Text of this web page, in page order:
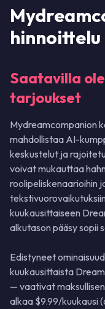
hinnoittelu
Saatavilla
tarjoukset
Mydreamcompanion
mahdollistaa AI-
keskustelut ja
voivat mukauttaa
roolipeliskenaarioihin
kuukausittaiseen
alkutason pääsy sopii
Edistyneet
kuukausittaista
— vaativat
alkaa $9.99/kuukausi